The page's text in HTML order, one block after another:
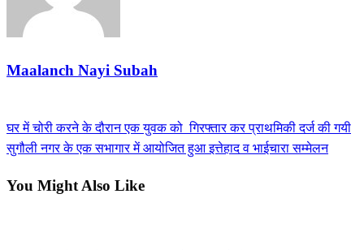
Maalanch Nayi Subah
Post
navigation
Previous
Post
घर में चोरी करने के दौरान एक युवक को गिरफ्तार कर प्राथमिकी दर्ज की गयी
Next
सुगौली नगर के एक सभागार में आयोजित हुआ इत्तेहाद व भाईचारा सम्मेलन
You Might Also Like